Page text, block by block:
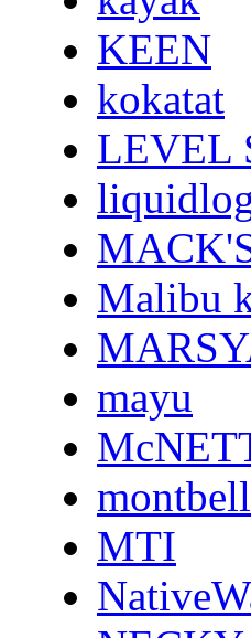
KEEN
kokatat
LEVEL
Malibu
mayu
montbell
MTI